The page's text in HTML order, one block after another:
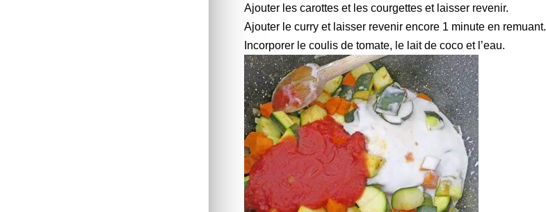
Ajouter les carottes et les courgettes et laisser revenir.
Ajouter le curry et laisser revenir encore 1 minute en remuant.
Incorporer le coulis de tomate, le lait de coco et l’eau.